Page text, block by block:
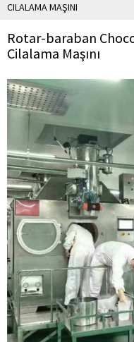
CILALAMA MAŞINI
Rotar-baraban
Cilalama Maşını